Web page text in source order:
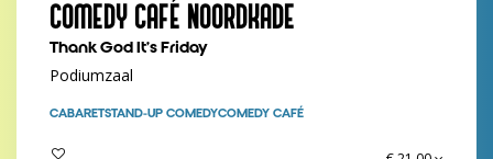
COMEDY CAFÉ NOORDKADE
Thank God It's Friday
Podiumzaal
CABARETSTAND-UP COMEDYCOMEDY CAFÉ